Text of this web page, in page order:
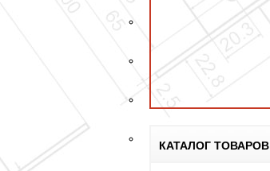
КАТАЛОГ ТОВАРОВ